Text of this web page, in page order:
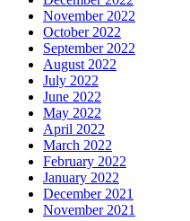
November 2022
October 2022
September 2022
August 2022
July 2022
June 2022
May 2022
April 2022
March 2022
February 2022
January 2022
December 2021
November 2021